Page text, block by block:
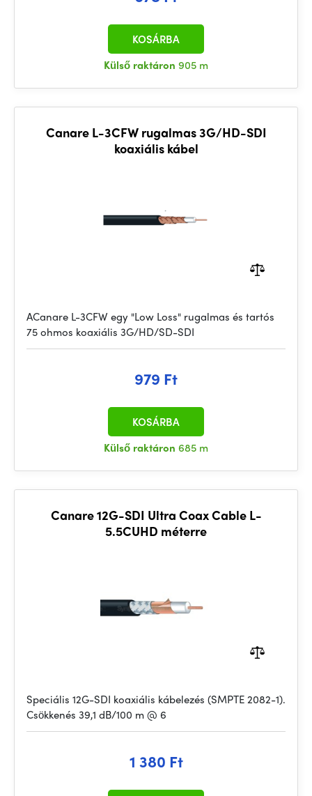
Külső raktáron 905 m
KOSÁRBA
Canare L-3CFW rugalmas 3G/HD-SDI
koaxiális kábel
ACanare L-3CFW egy "Low Loss" rugalmas és tartós
75 ohmos koaxiális 3G/HD/SD-SDI
979 Ft
Külső raktáron 685 m
KOSÁRBA
Canare 12G-SDI Ultra Coax Cable L-
5.5CUHD méterre
Speciális 12G-SDI koaxiális kábelezés (SMPTE 2082-1).
Csökkenés 39,1 dB/100 m @ 6
1 380 Ft